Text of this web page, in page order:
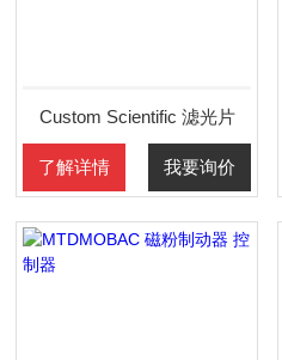
Custom Scientific 滤光片
了解详情 我要询价